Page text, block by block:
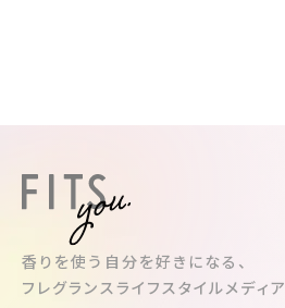
香りを使う自分を好きになる、
フレグランスライフスタイルメディア